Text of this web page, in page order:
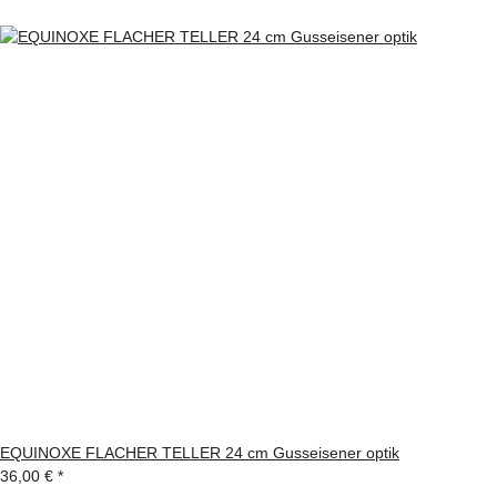
EQUINOXE FLACHER TELLER 24 cm Gusseisener optik
36,00 € *